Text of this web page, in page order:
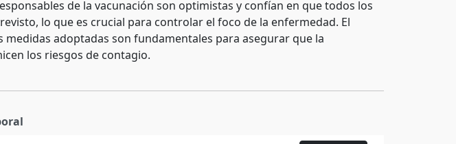
de la vacunación son optimistas y confían en que todos los
lo que es crucial para controlar el foco de la enfermedad. El
adoptadas son fundamentales para asegurar que la
los riesgos de contagio.